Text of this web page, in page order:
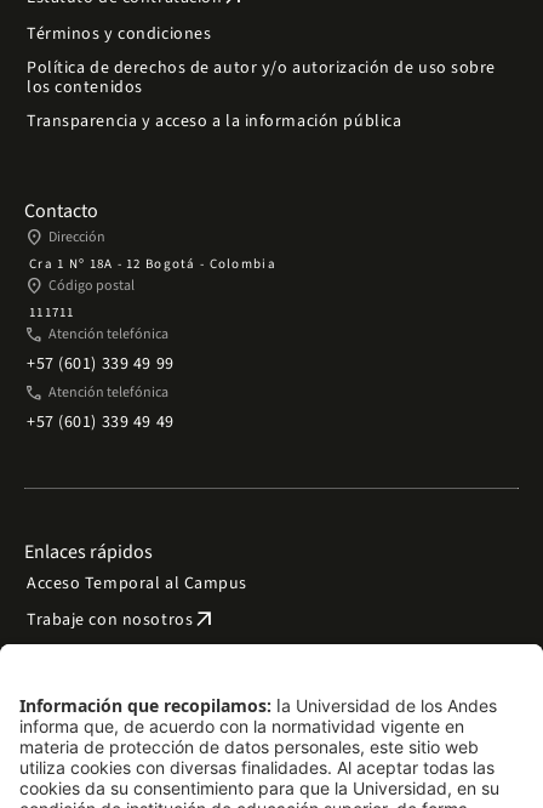
Términos y condiciones
Política de derechos de autor y/o autorización de uso sobre
los contenidos
Transparencia y acceso a la información pública
Contacto
place Dirección
Cra 1 Nº 18A - 12 Bogotá - Colombia
place Código postal
111711
phone Atención telefónica
+57 (601) 339 49 99
phone Atención telefónica
+57 (601) 339 49 49
Enlaces rápidos
Acceso Temporal al Campus
Trabaje con nosotrosarrow_outward
Preguntas frecuentes
Filantropía y donacionesarrow_outward
Mapa del sitio arrow_outward